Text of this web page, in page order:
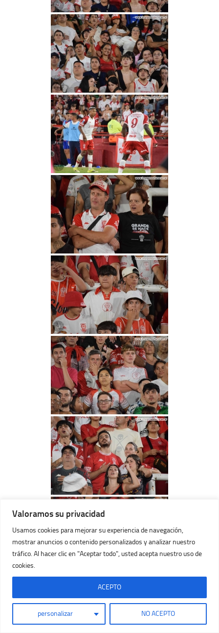
Valoramos su privacidad
Usamos cookies para mejorar su experiencia de navegación,
mostrar anuncios o contenido personalizados y analizar nuestro
tráfico. Al hacer clic en "Aceptar todo", usted acepta nuestro uso de
cookies.
personalizar NO ACEPTO
ACEPTO